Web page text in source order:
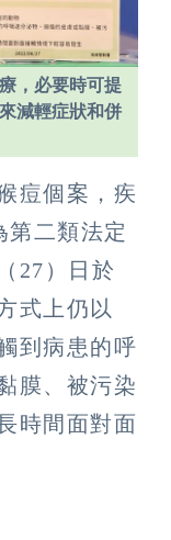
，必要時可提
減輕症狀和併
痘個案，疾
第二類法定
27）日於
式上仍以
到病患的呼
膜、被污染
時間面對面